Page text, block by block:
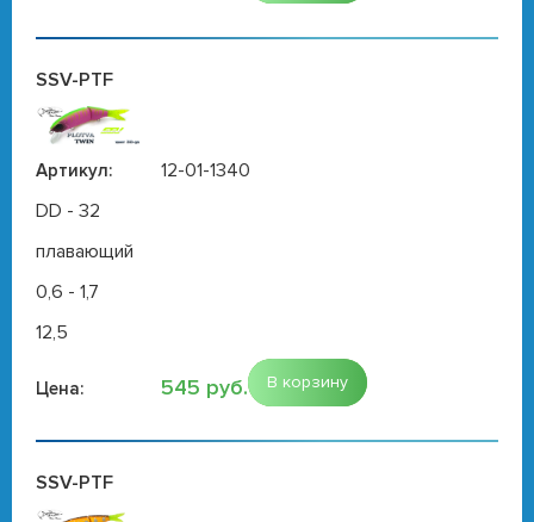
SSV-PTF
Артикул:
12-01-1340
DD - 32
плавающий
0,6 - 1,7
12,5
Цена: 545 руб. В корзину
SSV-PTF